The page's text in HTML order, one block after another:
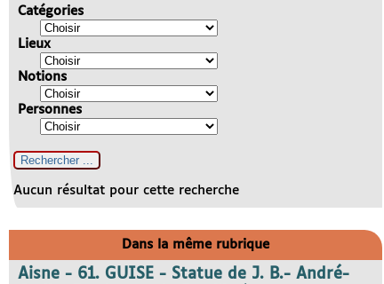
Catégories
Lieux
Notions
Personnes
Aucun résultat pour cette recherche
Dans la même rubrique
Aisne - 61. GUISE - Statue de J. B.- André-